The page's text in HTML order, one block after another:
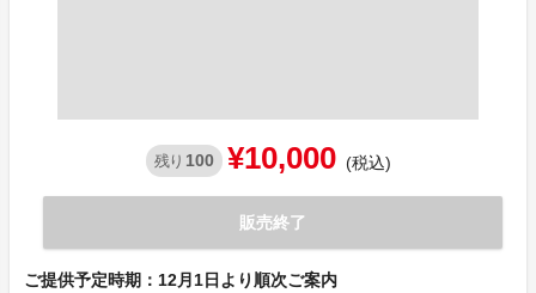
残り 100 ¥10,000 (税込)
販売終了
ご提供予定時期：12月1日より順次ご案内